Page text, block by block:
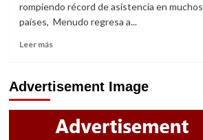
rompiendo récord de asistencia en muchos
países, Menudo regresa a...
Leer másRead
MENUDO
CELEBRA
CON
GIRA
SU
Advertisement Image